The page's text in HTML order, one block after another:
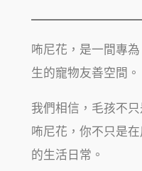
咘尼花，是一間專
生的寵物友善空間。
我們相信，毛孩不
咘尼花，你不只是
的生活日常。